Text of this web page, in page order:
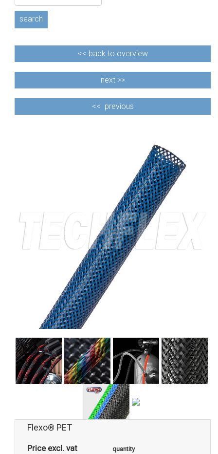
search
<< back to overview
next >>
<< previous
Flexo® PET
Price excl. vat quantity